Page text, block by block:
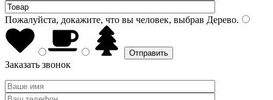
Пожалуйста, докажите, что вы человек, выбрав Дерево.
Заказать звонок